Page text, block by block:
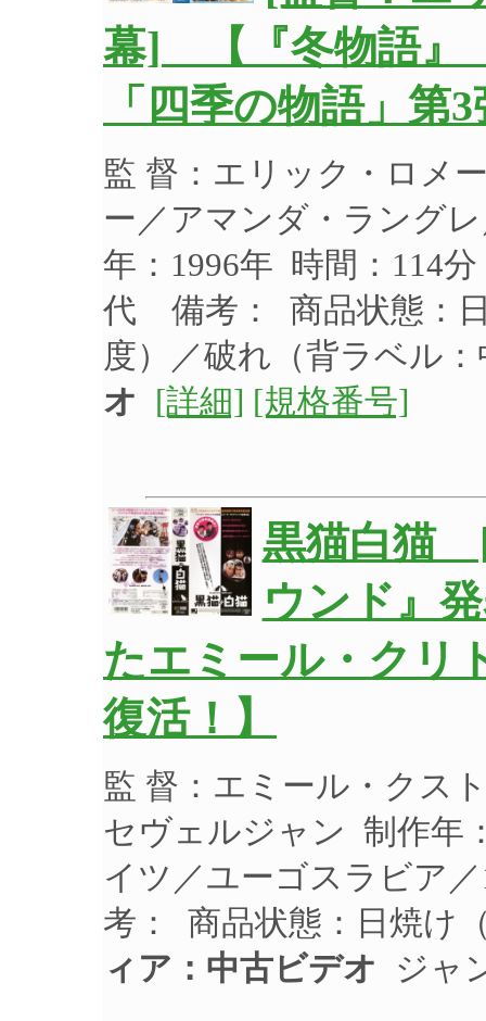
幕] 【『冬物語』
「四季の物語」第
監 督：エリック・ロメ
ー／アマンダ・ラング
年：1996年 時間：114
代 備考： 商品状態：
度）／破れ（背ラベル
オ [詳細] [規格番号]
黒猫白猫
ウンド』
たエミール・クリ
復活！】
監 督：エミール・クス
セヴェルジャン 制作年
イツ／ユーゴスラビア
考： 商品状態：日焼け
ィア：中古ビデオ ジャ